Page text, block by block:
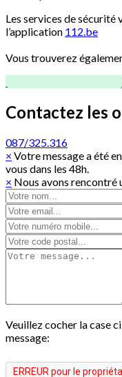
Les services de
l’application 112.be
Vous trouverez
Contactez les
087/325.316
× Votre message a été
vous dans les 48h.
× Nous avons rencontré
Veuillez cocher la case
message: